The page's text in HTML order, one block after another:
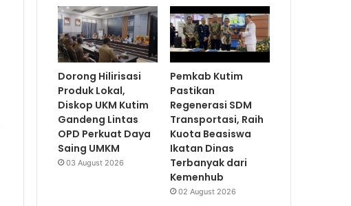
Dorong Hilirisasi
Produk Lokal,
Diskop UKM Kutim
Gandeng Lintas
OPD Perkuat Daya
Saing UMKM
03 August 2026
Pemkab Kutim
Pastikan
Regenerasi SDM
Transportasi, Raih
Kuota Beasiswa
Ikatan Dinas
Terbanyak dari
Kemenhub
02 August 2026